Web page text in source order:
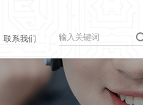
联系我们